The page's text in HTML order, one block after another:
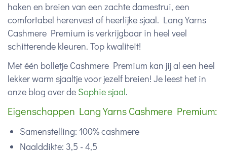
haken en breien van een zachte damestrui, een
comfortabel herenvest of heerlijke sjaal. Lang Yarns
Cashmere Premium is verkrijgbaar in heel veel
schitterende kleuren. Top kwaliteit!
Met één bolletje Cashmere Premium kan jij al een heel
lekker warm sjaaltje voor jezelf breien! Je leest het in
onze blog over de Sophie sjaal.
Eigenschappen Lang Yarns Cashmere Premium:
Samenstelling: 100% cashmere
Naalddikte: 3,5 - 4,5